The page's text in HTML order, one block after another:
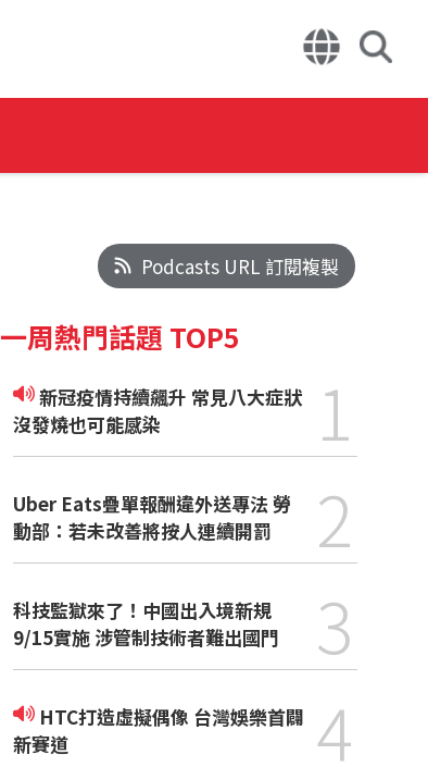
Podcasts URL 訂閱複製
一周熱門話題 TOP5
新冠疫情持續飆升 常見八大症狀
沒發燒也可能感染
1
Uber Eats疊單報酬違外送專法 勞
動部：若未改善將按人連續開罰
2
科技監獄來了！中國出入境新規
9/15實施 涉管制技術者難出國門
3
新賽道
4